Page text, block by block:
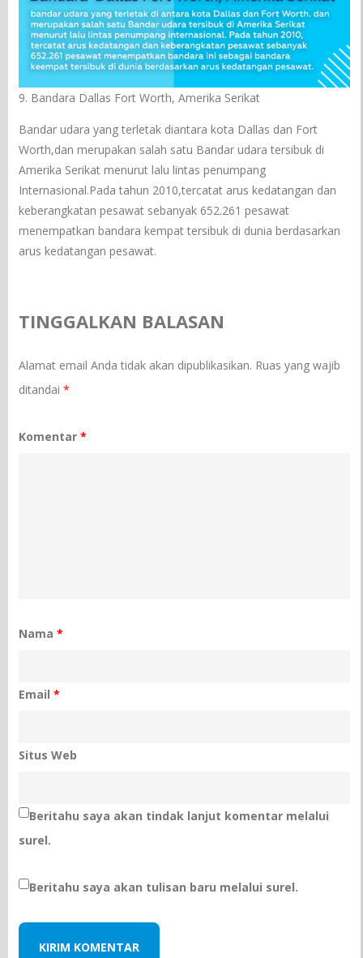
9. Bandara Dallas Fort Worth, Amerika Serikat
Bandar udara yang terletak diantara kota Dallas dan Fort
Worth,dan merupakan salah satu Bandar udara tersibuk di
Amerika Serikat menurut lalu lintas penumpang
Internasional.Pada tahun 2010,tercatat arus kedatangan dan
keberangkatan pesawat sebanyak 652.261 pesawat
menempatkan bandara kempat tersibuk di dunia berdasarkan
arus kedatangan pesawat.
TINGGALKAN BALASAN
Alamat email Anda tidak akan dipublikasikan. Ruas yang wajib
ditandai*
Komentar*
Nama*
Email*
Situs Web
Beritahu saya akan tindak lanjut komentar melalui
surel.
Beritahu saya akan tulisan baru melalui surel.